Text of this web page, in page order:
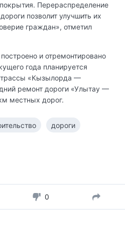
Перераспределение
позволит улучшить их
граждан», отметил
и отремонтировано
года планируется
трассы «Кызылорда —
ремонт дороги «Улытау —
местных дорог.
дороги
0